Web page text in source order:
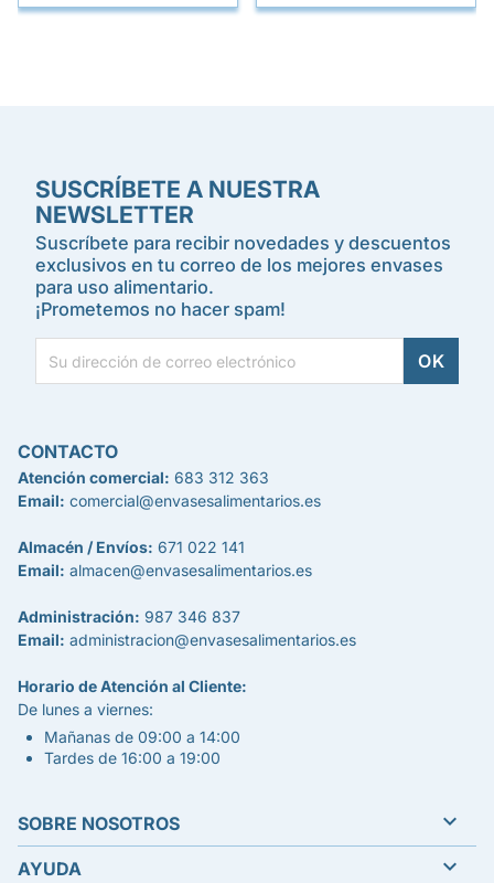
SUSCRÍBETE A NUESTRA
NEWSLETTER
Suscríbete para recibir novedades y descuentos
exclusivos en tu correo de los mejores envases
para uso alimentario.
¡Prometemos no hacer spam!
CONTACTO
Atención comercial: 683 312 363
Email: comercial@envasesalimentarios.es
Almacén / Envíos: 671 022 141
Email: almacen@envasesalimentarios.es
Administración: 987 346 837
Email: administracion@envasesalimentarios.es
Horario de Atención al Cliente:
De lunes a viernes:
Mañanas de 09:00 a 14:00
Tardes de 16:00 a 19:00
SOBRE NOSOTROS 
AYUDA 